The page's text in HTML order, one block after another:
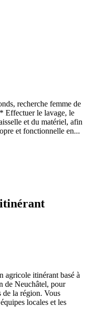
recherche femme de
Effectuer le lavage, le
et du matériel, afin
et fonctionnelle en...
agricole itinérant basé à
de Neuchâtel, pour
de la région. Vous
locales et les